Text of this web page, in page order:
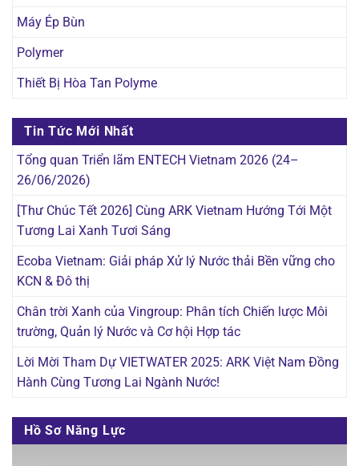
Máy Ép Bùn
Polymer
Thiết Bị Hòa Tan Polyme
Tin Tức Mới Nhất
Tổng quan Triển lãm ENTECH Vietnam 2026 (24–
26/06/2026)
[Thư Chúc Tết 2026] Cùng ARK Vietnam Hướng Tới Một
Tương Lai Xanh Tươi Sáng
Ecoba Vietnam: Giải pháp Xử lý Nước thải Bền vững cho
KCN & Đô thị
Chân trời Xanh của Vingroup: Phân tích Chiến lược Môi
trường, Quản lý Nước và Cơ hội Hợp tác
Lời Mời Tham Dự VIETWATER 2025: ARK Việt Nam Đồng
Hành Cùng Tương Lai Ngành Nước!
Hồ Sơ Năng Lực